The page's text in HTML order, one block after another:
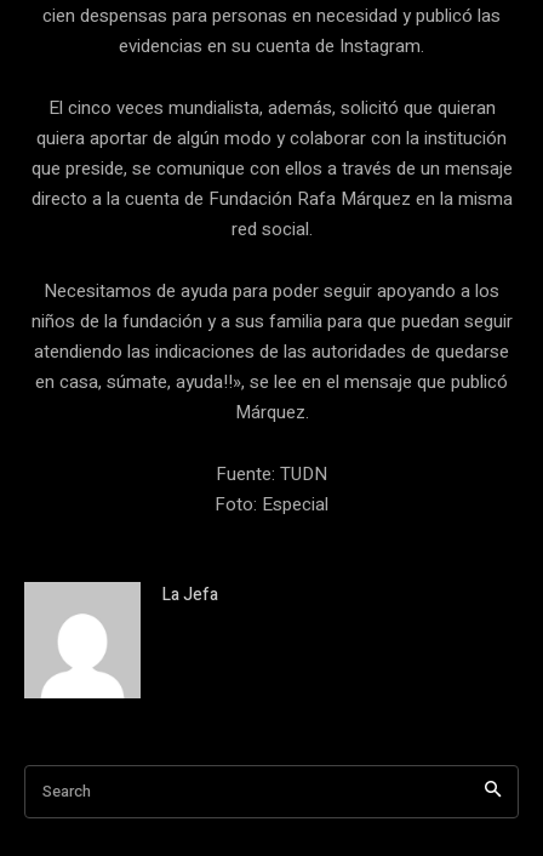
cien despensas para personas en necesidad y publicó las
evidencias en su cuenta de Instagram.
El cinco veces mundialista, además, solicitó que quieran
quiera aportar de algún modo y colaborar con la institución
que preside, se comunique con ellos a través de un mensaje
directo a la cuenta de Fundación Rafa Márquez en la misma
red social.
Necesitamos de ayuda para poder seguir apoyando a los
niños de la fundación y a sus familia para que puedan seguir
atendiendo las indicaciones de las autoridades de quedarse
en casa, súmate, ayuda!!», se lee en el mensaje que publicó
Márquez.
Fuente: TUDN
Foto: Especial
La Jefa
Search